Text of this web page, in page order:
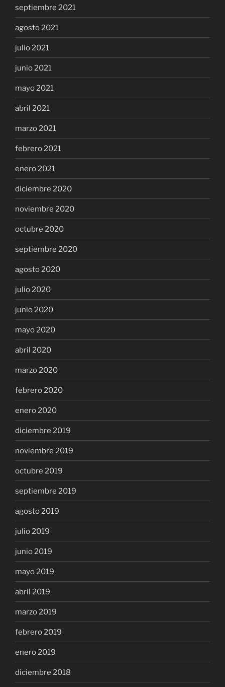
septiembre 2021
agosto 2021
julio 2021
junio 2021
mayo 2021
abril 2021
marzo 2021
febrero 2021
enero 2021
diciembre 2020
noviembre 2020
octubre 2020
septiembre 2020
agosto 2020
julio 2020
junio 2020
mayo 2020
abril 2020
marzo 2020
febrero 2020
enero 2020
diciembre 2019
noviembre 2019
octubre 2019
septiembre 2019
agosto 2019
julio 2019
junio 2019
mayo 2019
abril 2019
marzo 2019
febrero 2019
enero 2019
diciembre 2018